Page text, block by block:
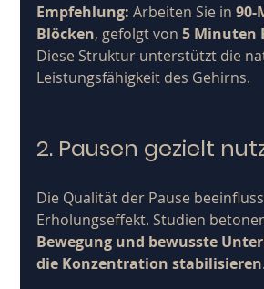
Empfehlung: Arbeiten Sie in 90-
Blöcken, gefolgt von 5 Minuten
Diese Struktur unterstützt die
Leistungsfähigkeit des Gehirns.
2. Pausen gezielt
Die Qualität der Pause
Erholungseffekt. Studien
Bewegung und bewusste
die Konzentration stabilisieren.